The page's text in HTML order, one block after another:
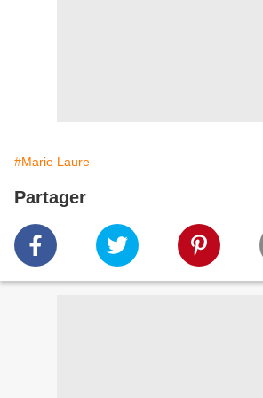
#Marie Laure
Partager